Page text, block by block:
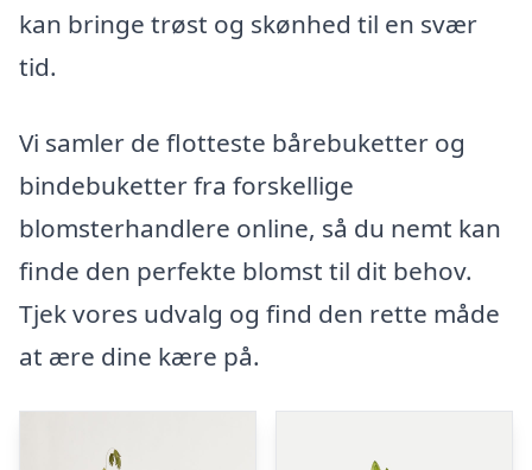
kan bringe trøst og skønhed til en svær
tid.
Vi samler de flotteste bårebuketter og
bindebuketter fra forskellige
blomsterhandlere online, så du nemt kan
finde den perfekte blomst til dit behov.
Tjek vores udvalg og find den rette måde
at ære dine kære på.